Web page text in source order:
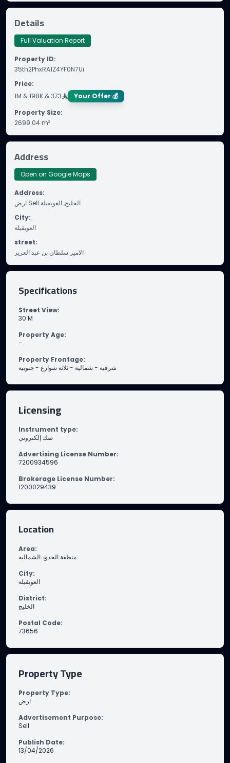
Details
Full Valuation Report
Property ID:
35th2PhxRA1Z4YF0N7Ui
Price:
1M & 198K & 373
Your Offer 💰
Property Size:
2699.04m²
Address
Open on Google Maps
Address:
ارض Sell الخليج, العويقيلة
City:
العويقيلة
street:
الامير سلطان بن عبد العزيز
Specifications
Street View:
30 M
Property Age:
-
Property Frontage:
شرقية - شمالية - ثلاثة شوارع - جنوبية
Licensing
Instrument type:
صك إلكتروني
Advertising License Number:
7200934596
Brokerage License Number:
1200029439
Location
Area:
منطقة الحدود الشماليه
City:
العويقيلة
District:
الخليج
Postal Code:
73656
Property Type
Property Type:
ارض
Advertisement Purpose:
Sell
Publish Date:
13/04/2026